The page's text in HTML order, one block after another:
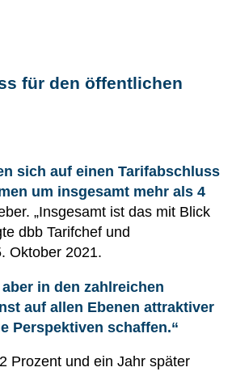
für den öffentlichen
sich auf einen Tarifabschluss
um insgesamt mehr als 4
„Insgesamt ist das mit Blick
dbb Tarifchef und
Oktober 2021.
in den zahlreichen
auf allen Ebenen attraktiver
Perspektiven schaffen.“
Prozent und ein Jahr später